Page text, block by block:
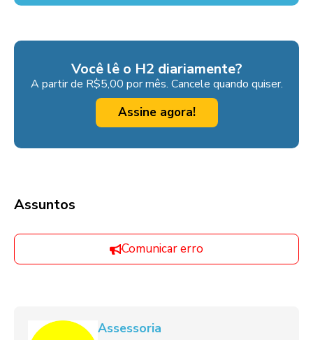
Você lê o H2 diariamente?
A partir de R$5,00 por mês. Cancele quando quiser.
Assine agora!
Assuntos
Comunicar erro
Assessoria